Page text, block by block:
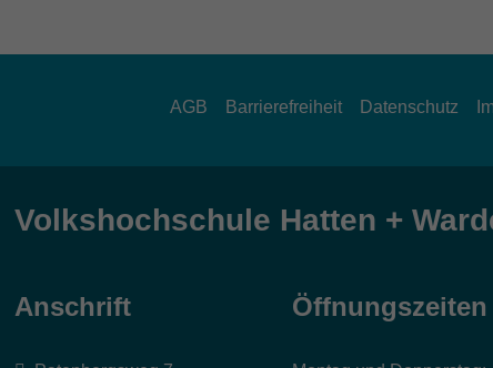
AGB Barrierefreiheit Datenschutz
Volkshochschule Hatten +
Anschrift Öffnungszeiten